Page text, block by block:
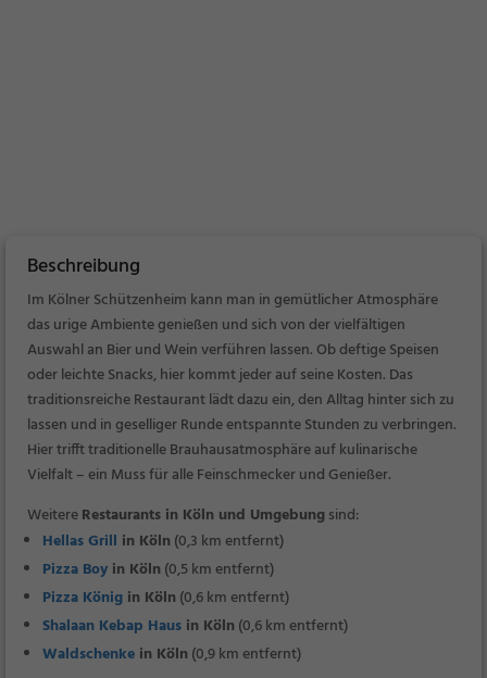
Beschreibung
Im Kölner Schützenheim kann man in gemütlicher Atmosphäre
das urige Ambiente genießen und sich von der vielfältigen
Auswahl an Bier und Wein verführen lassen. Ob deftige Speisen
oder leichte Snacks, hier kommt jeder auf seine Kosten. Das
traditionsreiche Restaurant lädt dazu ein, den Alltag hinter sich zu
lassen und in geselliger Runde entspannte Stunden zu verbringen.
Hier trifft traditionelle Brauhausatmosphäre auf kulinarische
Vielfalt – ein Muss für alle Feinschmecker und Genießer.
WeitereRestaurants in Köln und Umgebungsind:
Hellas Grill in Köln (0,3 km entfernt)
Pizza Boy in Köln (0,5 km entfernt)
Pizza König in Köln (0,6 km entfernt)
Shalaan Kebap Haus in Köln (0,6 km entfernt)
Waldschenke in Köln (0,9 km entfernt)